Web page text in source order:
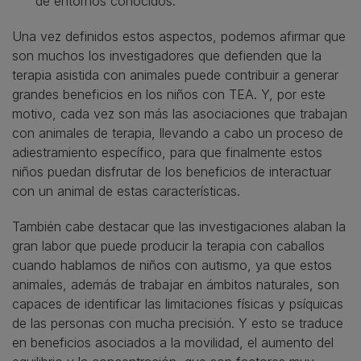
Una vez definidos estos aspectos, podemos afirmar que
son muchos los investigadores que defienden que la
terapia asistida con animales puede contribuir a generar
grandes beneficios en los niños con TEA. Y, por este
motivo, cada vez son más las asociaciones que trabajan
con animales de terapia, llevando a cabo un proceso de
adiestramiento específico, para que finalmente estos
niños puedan disfrutar de los beneficios de interactuar
con un animal de estas características.
También cabe destacar que las investigaciones alaban la
gran labor que puede producir la terapia con caballos
cuando hablamos de niños con autismo, ya que estos
animales, además de trabajar en ámbitos naturales, son
capaces de identificar las limitaciones físicas y psíquicas
de las personas con mucha precisión. Y esto se traduce
en beneficios asociados a la movilidad, el aumento del